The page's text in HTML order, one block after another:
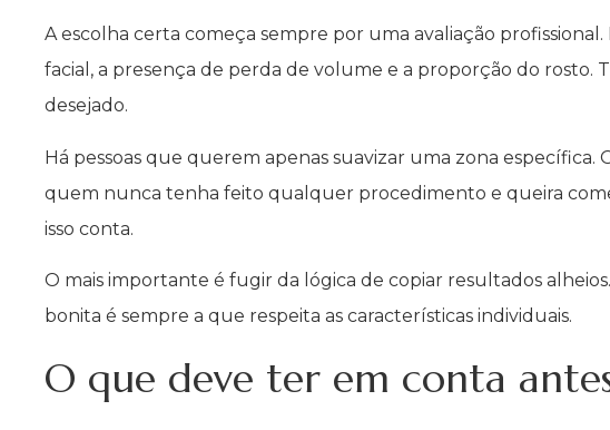
A escolha certa começa sempre por uma avaliação
facial, a presença de perda de volume e a proporção do rosto.
desejado.
Há pessoas que querem apenas suavizar uma zona
quem nunca tenha feito qualquer procedimento e queira
isso conta.
O mais importante é fugir da lógica de copiar resultados
bonita é sempre a que respeita as características individuais.
O que deve ter em conta